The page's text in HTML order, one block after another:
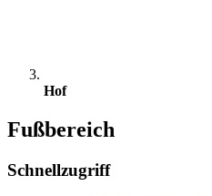
Hof
Fußbereich
Schnellzugriff